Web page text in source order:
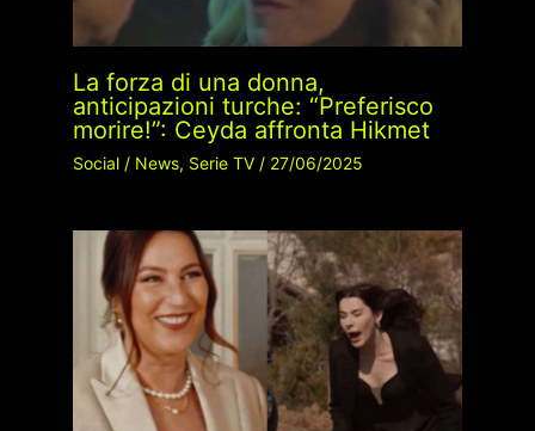
La forza di una donna,
anticipazioni turche: “Preferisco
morire!”: Ceyda affronta Hikmet
Social/ News, Serie TV/ 27/06/2025